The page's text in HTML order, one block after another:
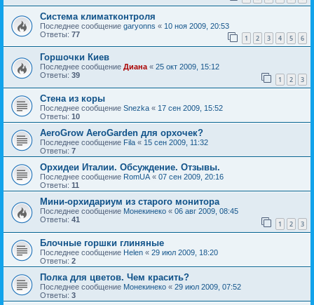
Cистема климатконтроля
Последнее сообщение garyonns « 10 ноя 2009, 20:53
Ответы: 77 1 2 3 4 5 6
Горшочки Киев
Последнее сообщение Диана« 25 окт 2009, 15:12
Ответы: 39 1 2 3
Стена из коры
Последнее сообщение Snezka « 17 сен 2009, 15:52
Ответы: 10
AeroGrow AeroGarden для орхочек?
Последнее сообщение Fila « 15 сен 2009, 11:32
Ответы: 7
Орхидеи Италии. Обсуждение. Отзывы.
Последнее сообщение RomUA « 07 сен 2009, 20:16
Ответы: 11
Мини-орхидариум из старого монитора
Последнее сообщение Монекинеко « 06 авг 2009, 08:45
Ответы: 41 1 2 3
Блочные горшки глиняные
Последнее сообщение Helen « 29 июл 2009, 18:20
Ответы: 2
Полка для цветов. Чем красить?
Последнее сообщение Монекинеко « 29 июл 2009, 07:52
Ответы: 3